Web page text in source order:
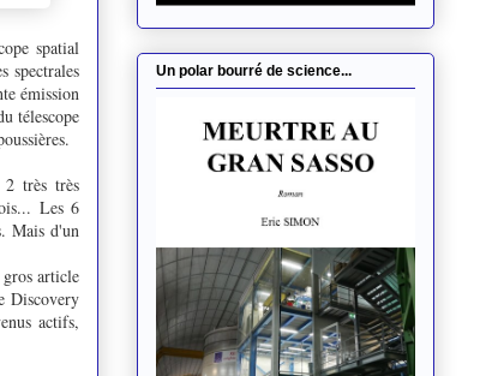
spatial
spectrales
émission
télescope
2 très très
Les 6
Mais d'un
article
Discovery
actifs,
Un polar bourré de science...